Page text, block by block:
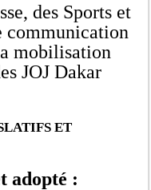
des Sports et
communication
mobilisation
JOJ Dakar
ET
adopté :